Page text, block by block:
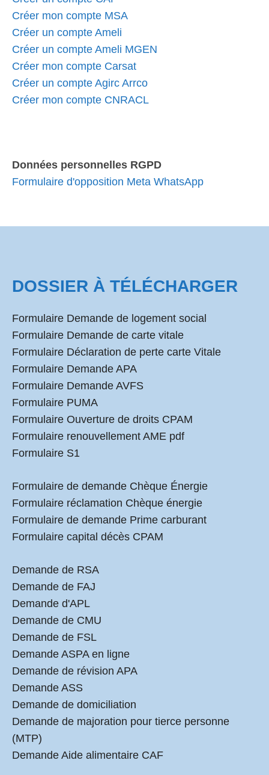
Créer mon compte MSA
Créer un compte Ameli
Créer un compte Ameli MGEN
Créer mon compte Carsat
Créer un compte Agirc Arrco
Créer mon compte CNRACL
Données personnelles RGPD
Formulaire d'opposition Meta WhatsApp
DOSSIER À TÉLÉCHARGER
Formulaire Demande de logement social
Formulaire Demande de carte vitale
Formulaire Déclaration de perte carte Vitale
Formulaire Demande APA
Formulaire Demande AVFS
Formulaire PUMA
Formulaire Ouverture de droits CPAM
Formulaire renouvellement AME pdf
Formulaire S1
Formulaire de demande Chèque Énergie
Formulaire réclamation Chèque énergie
Formulaire de demande Prime carburant
Formulaire capital décès CPAM
Demande de RSA
Demande de FAJ
Demande d'APL
Demande de CMU
Demande de FSL
Demande ASPA en ligne
Demande de révision APA
Demande ASS
Demande de domiciliation
Demande de majoration pour tierce personne
(MTP)
Demande Aide alimentaire CAF